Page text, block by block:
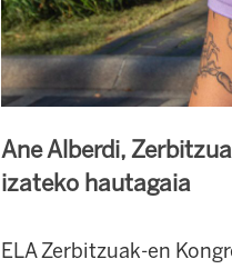
Ane Alberdi,
izateko hautagaia
ELA Zerbitzuak-en